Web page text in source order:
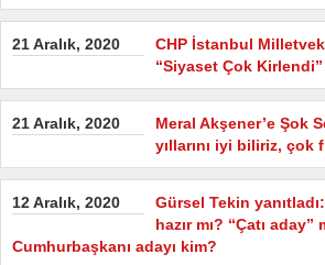
21 Aralık, 2020
CHP İstanbul
“Siyaset Çok Kirlendi”
21 Aralık, 2020
Meral Akşener’e Şok
yıllarını iyi biliriz, çok
12 Aralık, 2020
Gürsel Tekin
hazır mı? “Çatı aday”
Cumhurbaşkanı adayı kim?